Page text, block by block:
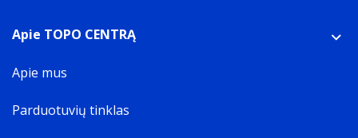
Apie TOPO CENTRĄ
Apie mus
Parduotuvių tinklas